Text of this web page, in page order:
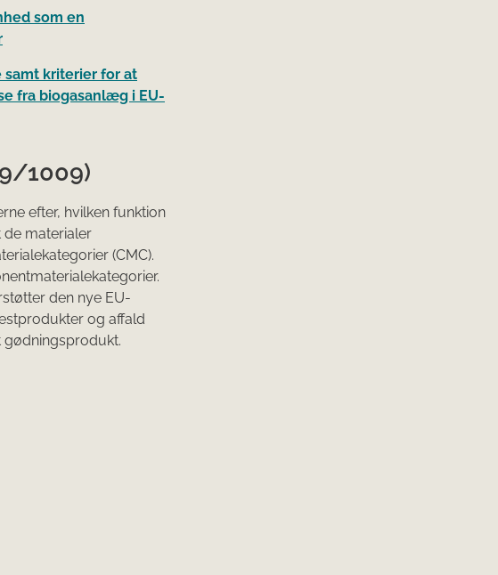
som en
kriterier for at
fra biogasanlæg i EU-
1009)
efter, hvilken funktion
de materialer
(CMC).
den nye EU-
og affald